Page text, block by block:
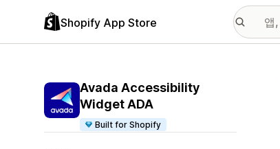
Shopify App Store
Avada Accessibility
Widget ADA
Built for Shopify